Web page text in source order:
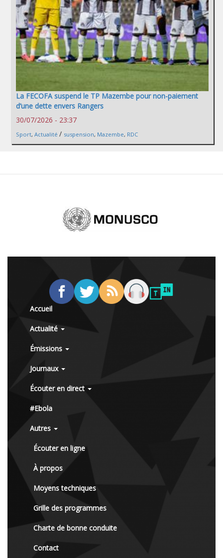
La FECOFA suspend le TP Mazembe pour non-paiement
d’une dette envers Rangers
30/07/2026 - 23:37
Sport, Actualité / suspension, Mazembe, RDC
Accueil
Actualité
Émissions
Journaux
Écouter en direct
#Ebola
Autres
Écouter en ligne
À propos
Moyens techniques
Grille des programmes
Charte de bonne conduite
Contact